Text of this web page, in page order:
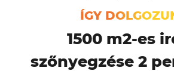
ÍGY
1500 m2-es
szőnyegzése 2